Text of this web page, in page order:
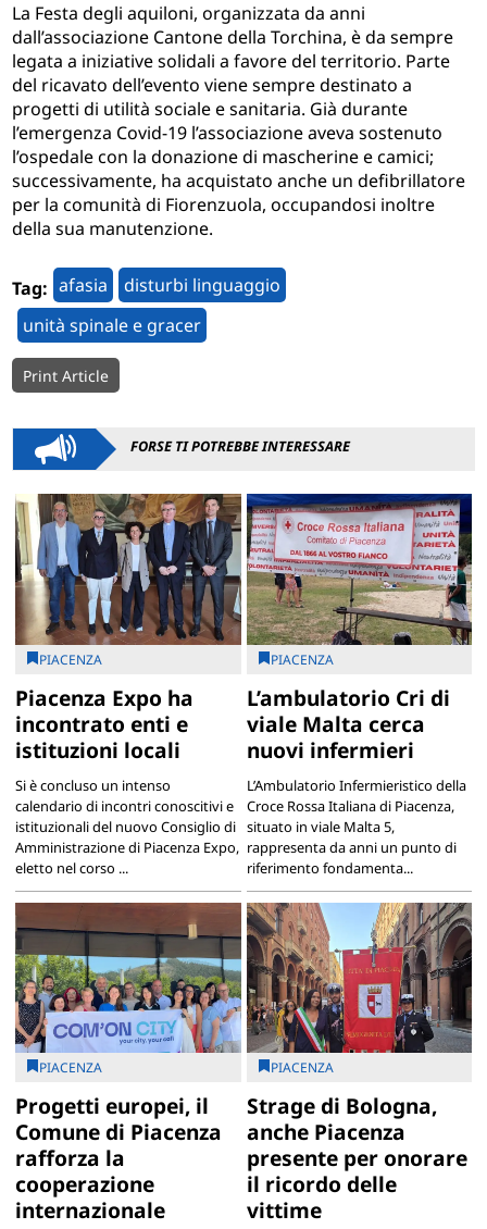
La Festa degli aquiloni, organizzata da anni
dall’associazione Cantone della Torchina, è da sempre
legata a iniziative solidali a favore del territorio. Parte
del ricavato dell’evento viene sempre destinato a
progetti di utilità sociale e sanitaria. Già durante
l’emergenza Covid-19 l’associazione aveva sostenuto
l’ospedale con la donazione di mascherine e camici;
successivamente, ha acquistato anche un defibrillatore
per la comunità di Fiorenzuola, occupandosi inoltre
della sua manutenzione.
Tag: afasia
disturbi linguaggio
unità spinale e gracer
Print Article
FORSE TI POTREBBE INTERESSARE
PIACENZA
Piacenza Expo ha
incontrato enti e
istituzioni locali
Si è concluso un intenso
calendario di incontri conoscitivi e
istituzionali del nuovo Consiglio di
Amministrazione di Piacenza Expo,
eletto nel corso ...
PIACENZA
L’ambulatorio Cri di
viale Malta cerca
nuovi infermieri
L’Ambulatorio Infermieristico della
Croce Rossa Italiana di Piacenza,
situato in viale Malta 5,
rappresenta da anni un punto di
riferimento fondamenta...
PIACENZA
Progetti europei, il
Comune di Piacenza
rafforza la
cooperazione
internazionale
PIACENZA
Strage di Bologna,
anche Piacenza
presente per onorare
il ricordo delle
vittime